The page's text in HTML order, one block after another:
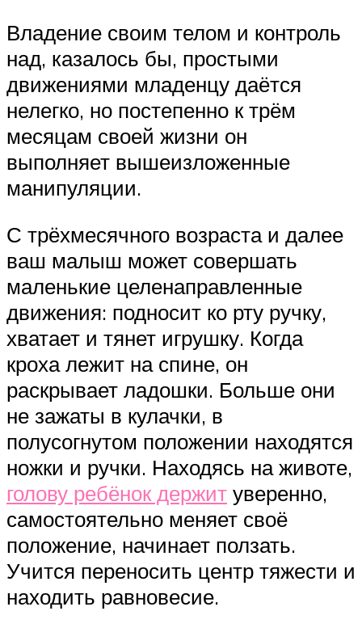
Владение своим телом и контроль
над, казалось бы, простыми
движениями младенцу даётся
нелегко, но постепенно к трём
месяцам своей жизни он
выполняет вышеизложенные
манипуляции.
С трёхмесячного возраста и далее
ваш малыш может совершать
маленькие целенаправленные
движения: подносит ко рту ручку,
хватает и тянет игрушку. Когда
кроха лежит на спине, он
раскрывает ладошки. Больше они
не зажаты в кулачки, в
полусогнутом положении находятся
ножки и ручки. Находясь на животе,
голову ребёнок держит уверенно,
самостоятельно меняет своё
положение, начинает ползать.
Учится переносить центр тяжести и
находить равновесие.